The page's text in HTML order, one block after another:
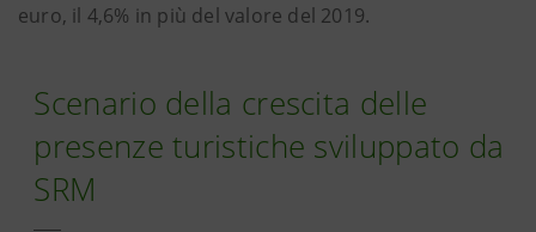
euro, il 4,6% in più del valore del 2019.
Scenario della crescita delle
presenze turistiche sviluppato da
SRM